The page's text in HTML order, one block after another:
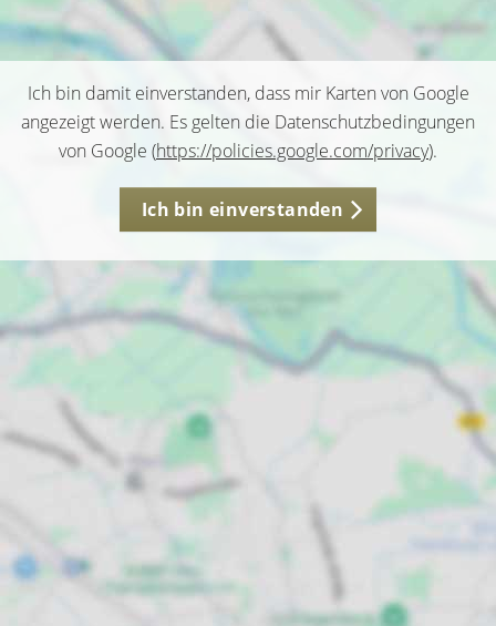
Ich bin damit einverstanden, dass mir Karten von Google
angezeigt werden. Es gelten die Datenschutzbedingungen
von Google (https://policies.google.com/privacy).
Ich bin einverstanden